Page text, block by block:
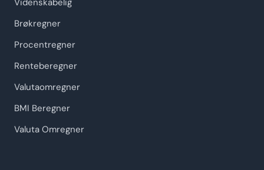
Videnskabelig
Brøkregner
Procentregner
Renteberegner
Valutaomregner
BMI Beregner
Valuta Omregner